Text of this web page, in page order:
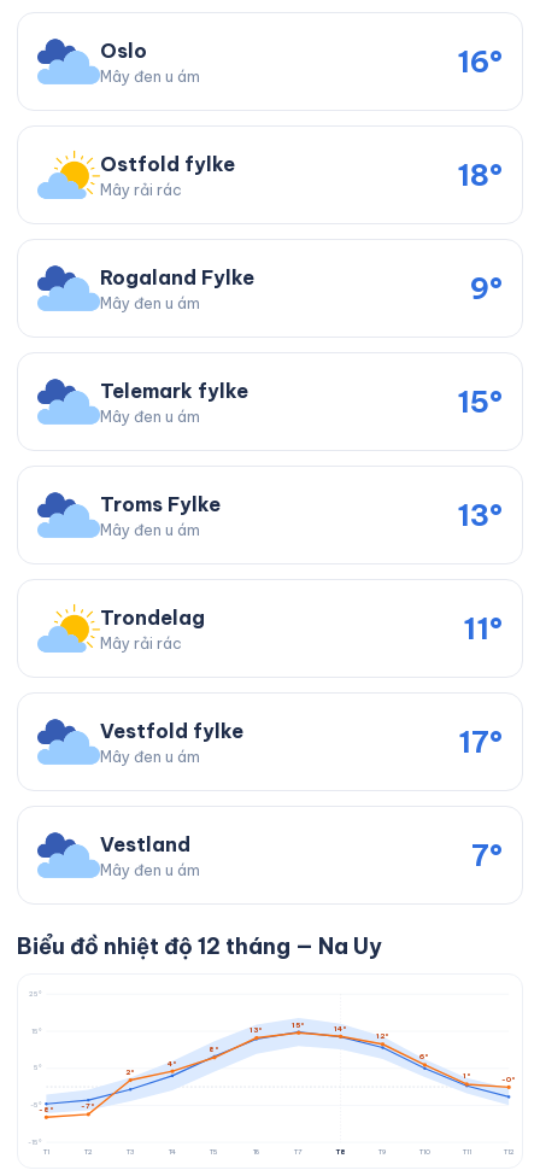
Oslo
Mây đen u ám 16°
Ostfold fylke
Mây rải rác 18°
Rogaland Fylke
Mây đen u ám 9°
Telemark fylke
Mây đen u ám 15°
Troms Fylke
Mây đen u ám 13°
Trondelag
Mây rải rác 11°
Vestfold fylke
Mây đen u ám 17°
Vestland
Mây đen u ám 7°
Biểu đồ nhiệt độ 12 tháng — Na Uy
-15°
-5°
5°
15°
25°
-8° -7°
2°
4°
8°
13°
15°
14°
12°
6°
1°
-0°
T1 T2 T3 T4 T5 T6 T7 T8 T9 T10 T11 T12